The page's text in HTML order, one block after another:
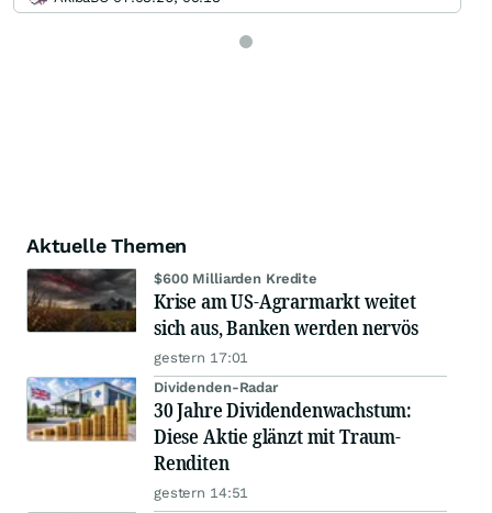
Aktuelle Themen
$600 Milliarden Kredite
Krise am US-Agrarmarkt weitet
sich aus, Banken werden nervös
gestern 17:01
Dividenden-Radar
30 Jahre Dividendenwachstum:
Diese Aktie glänzt mit Traum-
Renditen
gestern 14:51